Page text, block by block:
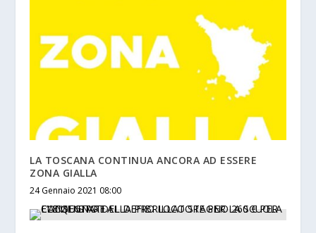
LA TOSCANA CONTINUA ANCORA AD ESSERE
ZONA GIALLA
24 Gennaio 2021 08:00